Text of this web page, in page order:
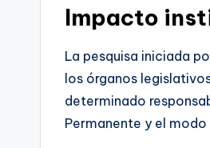
Impacto
La pesquisa iniciada
los órganos
determinado
Permanente y el